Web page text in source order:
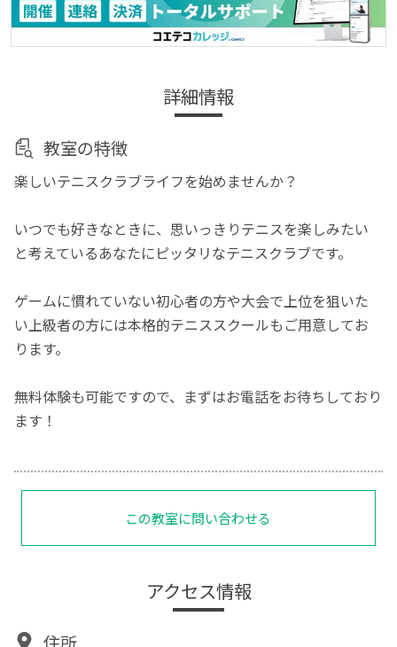
詳細情報
教室の特徴
楽しいテニスクラブライフを始めませんか？
いつでも好きなときに、思いっきりテニスを楽しみたい
と考えているあなたにピッタリなテニスクラブです。
ゲームに慣れていない初心者の方や大会で上位を狙いた
い上級者の方には本格的テニススクールもご用意してお
ります。
無料体験も可能ですので、まずはお電話をお待ちしており
ます！
この教室に問い合わせる
アクセス情報